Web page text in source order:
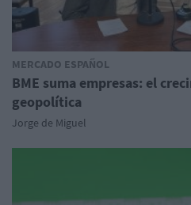
MERCADO ESPAÑOL
BME suma empresas: el
geopolítica
Jorge de Miguel